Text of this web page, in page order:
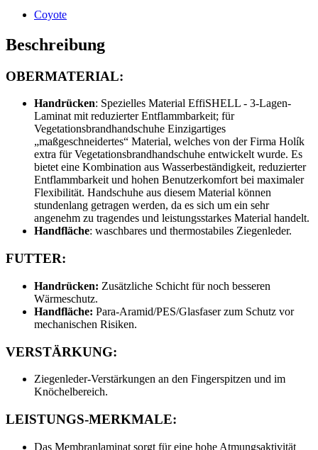
Coyote
Beschreibung
OBERMATERIAL:
Handrücken: Spezielles Material EffiSHELL - 3-Lagen-
Laminat mit reduzierter Entflammbarkeit; für
Vegetationsbrandhandschuhe Einzigartiges
„maßgeschneidertes“ Material, welches von der Firma Holík
extra für Vegetationsbrandhandschuhe entwickelt wurde. Es
bietet eine Kombination aus Wasserbeständigkeit, reduzierter
Entflammbarkeit und hohen Benutzerkomfort bei maximaler
Flexibilität. Handschuhe aus diesem Material können
stundenlang getragen werden, da es sich um ein sehr
angenehm zu tragendes und leistungsstarkes Material handelt.
Handfläche: waschbares und thermostabiles Ziegenleder.
FUTTER:
Handrücken: Zusätzliche Schicht für noch besseren
Wärmeschutz.
Handfläche: Para-Aramid/PES/Glasfaser zum Schutz vor
mechanischen Risiken.
VERSTÄRKUNG:
Ziegenleder-Verstärkungen an den Fingerspitzen und im
Knöchelbereich.
LEISTUNGS-MERKMALE:
Das Membranlaminat sorgt für eine hohe Atmungsaktivität